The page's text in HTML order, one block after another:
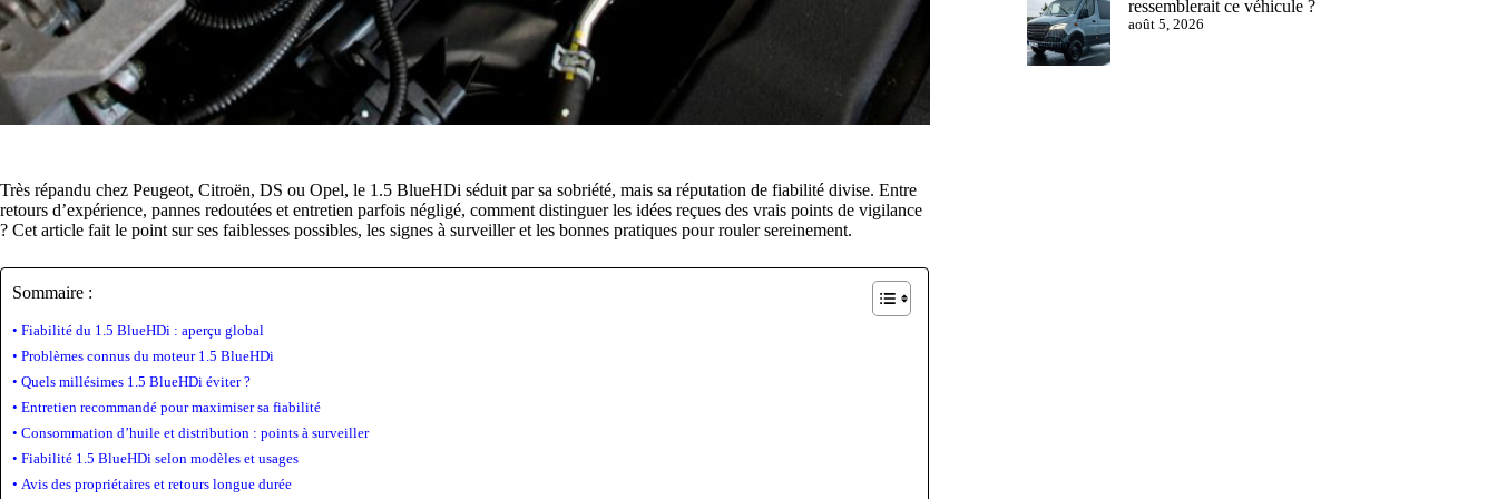
Très répandu chez Peugeot, Citroën, DS ou Opel, le 1.5 BlueHDi séduit par sa sobriété, mais sa réputation de fiabilité divise. Entre
retours d’expérience, pannes redoutées et entretien parfois négligé, comment distinguer les idées reçues des vrais points de vigilance
? Cet article fait le point sur ses faiblesses possibles, les signes à surveiller et les bonnes pratiques pour rouler sereinement.
Sommaire :
Fiabilité du 1.5 BlueHDi : aperçu global
Problèmes connus du moteur 1.5 BlueHDi
Quels millésimes 1.5 BlueHDi éviter ?
Entretien recommandé pour maximiser sa fiabilité
Consommation d’huile et distribution : points à surveiller
Fiabilité 1.5 BlueHDi selon modèles et usages
Avis des propriétaires et retours longue durée
ressemblerait ce véhicule ?
août 5, 2026